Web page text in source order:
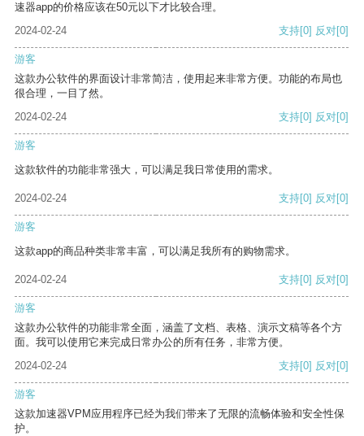
速器app的价格应该在50元以下才比较合理。
2024-02-24
支持[0] 反对[0]
游客
这款办公软件的界面设计非常简洁，使用起来非常方便。功能的布局也
很合理，一目了然。
2024-02-24
支持[0] 反对[0]
游客
这款软件的功能非常强大，可以满足我日常使用的需求。
2024-02-24 支持[0] 反对[0]
游客
这款app的商品种类非常丰富，可以满足我所有的购物需求。
2024-02-24 支持[0] 反对[0]
游客
这款办公软件的功能非常全面，涵盖了文档、表格、演示文稿等各个方
面。我可以使用它来完成日常办公的所有任务，非常方便。
2024-02-24
支持[0] 反对[0]
游客
这款加速器VPM应用程序已经为我们带来了无限的流畅体验和安全性保
护。